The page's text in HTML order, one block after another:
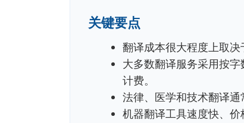
关键要点
翻译成本很大程度上取决
大多数翻译服务采用按
计费。
法律、医学和技术翻译通
机器翻译工具速度快、